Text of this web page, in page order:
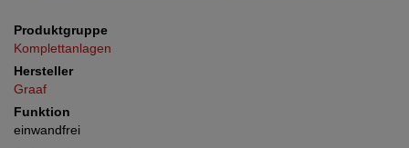
Produktgruppe
Komplettanlagen
Hersteller
Graaf
Funktion
einwandfrei